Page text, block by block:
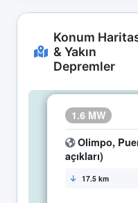
Konum
& Yakın
Depremler
1.6 MW
Olimpo,
açıkları)
17.5 km